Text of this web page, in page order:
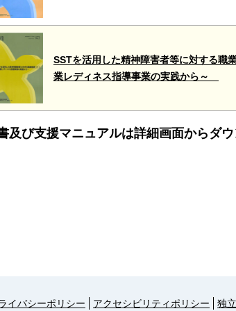
SSTを活用した精神障害者等に対する職
業レディネス指導事業の実践から～
び支援マニュアルは詳細画面からダウ
イバシーポリシー アクセシビリティポリシー 独